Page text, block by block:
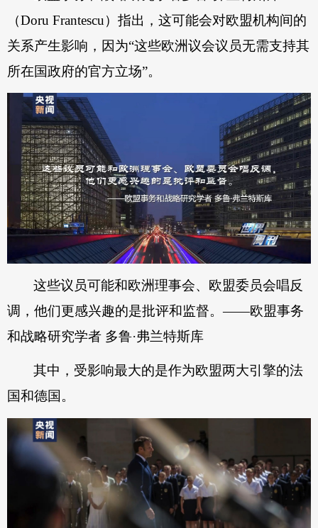
（Doru Frantescu）指出，这可能会对欧盟机构间的
关系产生影响，因为“这些欧洲议会议员无需支持其
所在国政府的官方立场”。
这些议员可能和欧洲理事会、欧盟委员会唱反
调，他们更感兴趣的是批评和监督。——欧盟事务
和战略研究学者 多鲁·弗兰特斯库
其中，受影响最大的是作为欧盟两大引擎的法
国和德国。